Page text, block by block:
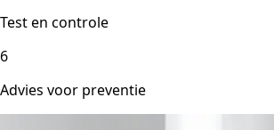
Test en controle
6
Advies voor preventie